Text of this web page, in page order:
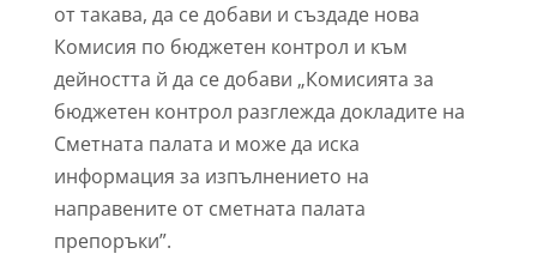
от такава, да се добави и създаде нова
Комисия по бюджетен контрол и към
дейността й да се добави „Комисията за
бюджетен контрол разглежда докладите на
Сметната палата и може да иска
информация за изпълнението на
направените от сметната палата
препоръки”.